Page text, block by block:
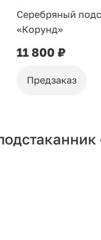
Серебряный
«Корунд»
11 800 ₽
Предзаказ